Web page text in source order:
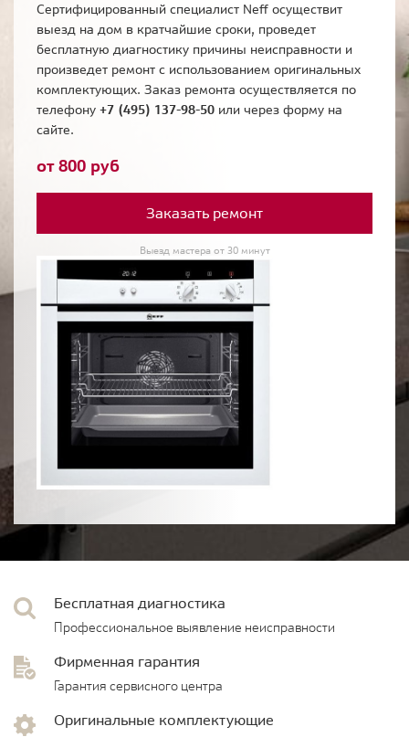
Сертифицированный специалист Neff осуществит
выезд на дом в кратчайшие сроки, проведет
бесплатную диагностику причины неисправности и
произведет ремонт с использованием оригинальных
комплектующих. Заказ ремонта осуществляется по
телефону +7 (495) 137-98-50 или через форму на
сайте.
от 800 руб
Заказать ремонт
Выезд мастера от 30 минут
Бесплатная диагностика
Профессиональное выявление неисправности
Фирменная гарантия
Гарантия сервисного центра
Оригинальные комплектующие